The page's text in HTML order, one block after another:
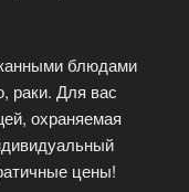
блюдами
раки. Для вас
охраняемая
цены!